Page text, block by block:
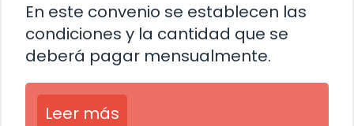
En este convenio se establecen las
condiciones y la cantidad que se
deberá pagar mensualmente.
Leer más